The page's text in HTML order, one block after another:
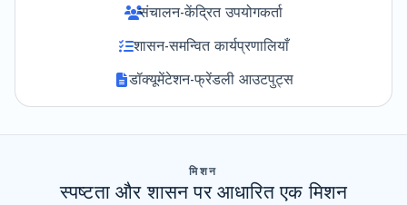
संचालन-केंद्रित उपयोगकर्ता
शासन-समन्वित कार्यप्रणालियाँ
डॉक्यूमेंटेशन-फ्रेंडली आउटपुट्स
मिशन
स्पष्टता और शासन पर आधारित एक मिशन